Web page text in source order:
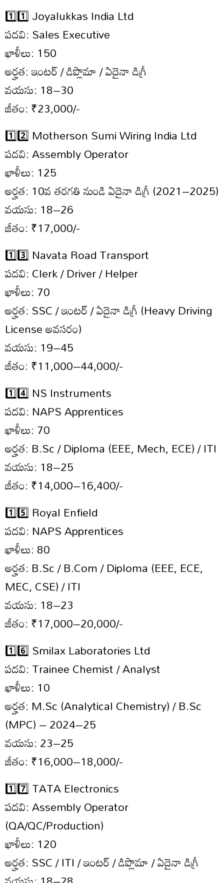
1️⃣1️⃣ Joyalukkas India Ltd
పదవి: Sales Executive
ఖాళీలు: 150
అర్హత: ఇంటర్ / డిప్లొమా / ఏదైనా డిగ్రీ
వయసు: 18–30
జీతం: ₹23,000/-
1️⃣2️⃣ Motherson Sumi Wiring India Ltd
పదవి: Assembly Operator
ఖాళీలు: 125
అర్హత: 10వ తరగతి నుండి ఏదైనా డిగ్రీ (2021–2025)
వయసు: 18–26
జీతం: ₹17,000/-
1️⃣3️⃣ Navata Road Transport
పదవి: Clerk / Driver / Helper
ఖాళీలు: 70
అర్హత: SSC / ఇంటర్ / ఏదైనా డిగ్రీ (Heavy Driving
License అవసరం)
వయసు: 19–45
జీతం: ₹11,000–44,000/-
1️⃣4️⃣ NS Instruments
పదవి: NAPS Apprentices
ఖాళీలు: 70
అర్హత: B.Sc / Diploma (EEE, Mech, ECE) / ITI
వయసు: 18–25
జీతం: ₹14,000–16,400/-
1️⃣5️⃣ Royal Enfield
పదవి: NAPS Apprentices
ఖాళీలు: 80
అర్హత: B.Sc / B.Com / Diploma (EEE, ECE,
MEC, CSE) / ITI
వయసు: 18–23
జీతం: ₹17,000–20,000/-
1️⃣6️⃣ Smilax Laboratories Ltd
పదవి: Trainee Chemist / Analyst
ఖాళీలు: 10
అర్హత: M.Sc (Analytical Chemistry) / B.Sc
(MPC) – 2024–25
వయసు: 23–25
జీతం: ₹16,000–18,000/-
1️⃣7️⃣ TATA Electronics
పదవి: Assembly Operator
(QA/QC/Production)
ఖాళీలు: 120
అర్హత: SSC / ITI / ఇంటర్ / డిప్లొమా / ఏదైనా డిగ్రీ